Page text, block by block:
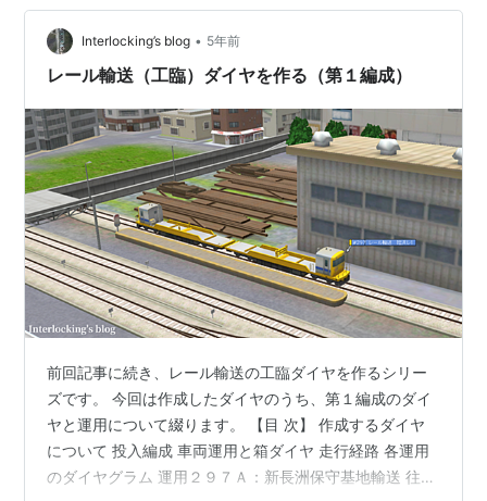
Interlocking’s blog • 5年前
レール輸送（工臨）ダイヤを作る（第１編成）
前回記事に続き、レール輸送の工臨ダイヤを作るシリー
ズです。 今回は作成したダイヤのうち、第１編成のダイ
ヤと運用について綴ります。 【目 次】 作成するダイヤ
について 投入編成 車両運用と箱ダイヤ 走行経路 各運用
のダイヤグラム 運用２９７Ａ：新長洲保守基地輸送 往路